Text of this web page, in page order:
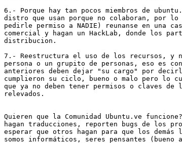
6.- Porque hay tan pocos miembros de
distro que usan porque no colaboran, por lo
pedirle permiso a NADIE) reunanse en una
comercial y hagan un HackLab, donde los
distribucion.
7.- Reestructura el uso de los recursos, y
persona o un grupito de personas, eso es
anteriores deben dejar "su cargo" por
cumplieron su ciclo, bueno o malo pero lo
que ya no deben tener permisos o claves de
relevados.
Quieren que la Comunidad Ubuntu.ve
hagan traducciones, reporten bugs de los
esperar que otros hagan para que los demás
somos informáticos, seres pensantes (bueno